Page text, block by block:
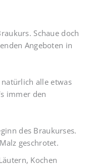
Schaue doch
Angeboten in
alle etwas
immer den
des Braukurses.
geschrotet.
Kochen